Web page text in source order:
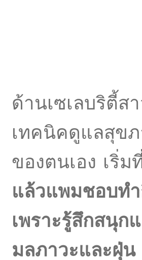
ด้านเซเลบริตี้
เทคนิคดูแลสุข
ของตนเอง เริ่
แล้วแพมชอบทำ
เพราะรู้สึกสนุ
มลภาวะและฝุ่